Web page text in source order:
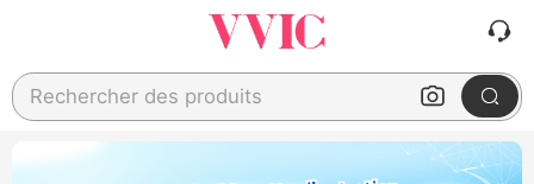
Rechercher des produits